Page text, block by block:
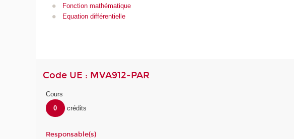
Fonction mathématique
Equation différentielle
Code UE : MVA912-PAR
Cours
0
crédits
Responsable(s)